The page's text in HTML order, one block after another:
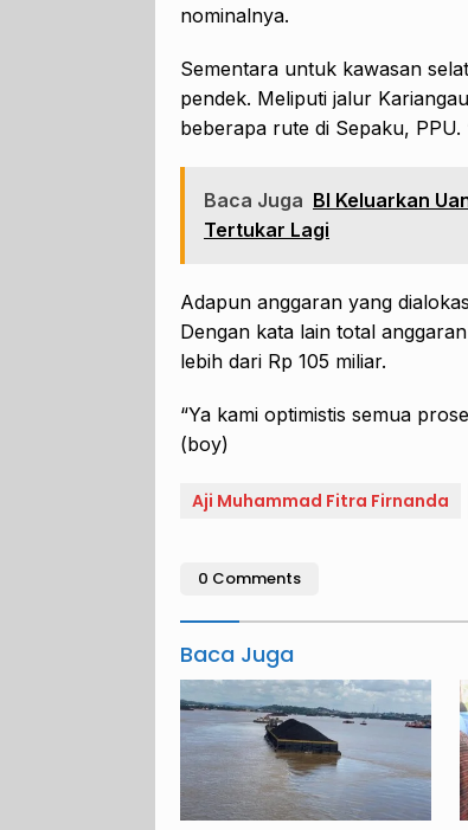
nominalnya.
Sementara untuk kawasan
pendek. Meliputi jalur
beberapa rute di Sepaku, PPU.
Baca Juga BI Keluarkan
Tertukar Lagi
Adapun anggaran yang
Dengan kata lain total
lebih dari Rp 105 miliar.
“Ya kami optimistis semua
(boy)
Aji Muhammad Fitra Firnanda
0 Comments
Baca Juga